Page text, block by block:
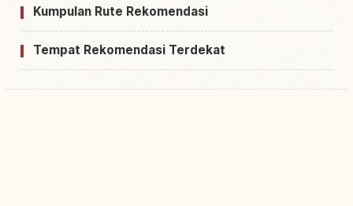
Kumpulan Rute Rekomendasi
Tempat Rekomendasi Terdekat